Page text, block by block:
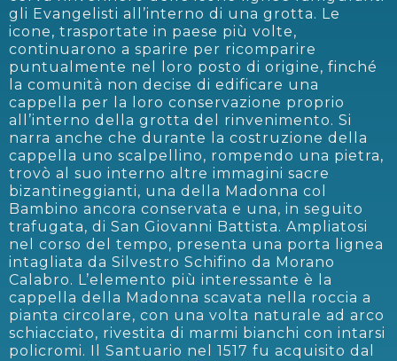
gli Evangelisti all’interno di una grotta. Le
icone, trasportate in paese più volte,
continuarono a sparire per ricomparire
puntualmente nel loro posto di origine, finché
la comunità non decise di edificare una
cappella per la loro conservazione proprio
all’interno della grotta del rinvenimento. Si
narra anche che durante la costruzione della
cappella uno scalpellino, rompendo una pietra,
trovò al suo interno altre immagini sacre
bizantineggianti, una della Madonna col
Bambino ancora conservata e una, in seguito
trafugata, di San Giovanni Battista. Ampliatosi
nel corso del tempo, presenta una porta lignea
intagliata da Silvestro Schifino da Morano
Calabro. L’elemento più interessante è la
cappella della Madonna scavata nella roccia a
pianta circolare, con una volta naturale ad arco
schiacciato, rivestita di marmi bianchi con intarsi
policromi. Il Santuario nel 1517 fu acquisito dal